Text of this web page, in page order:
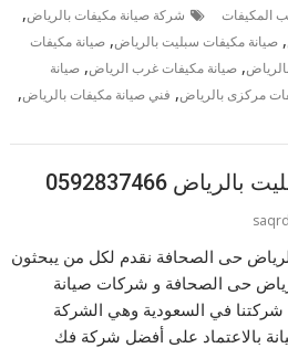
المكيفات شركة صيانة مكيفات بالرياض,
,صيانة مكيفات سبليت بالرياض,صيانة مكيفات
,صيانة مكيفات غرب الرياض,صيانة
مركزى بالرياض, فني صيانة مكيفات بالرياض,
0592837466
حى الصحافة نقدم لكل من يبحثون
حى الصحافة و شركات صيانة
في السعودية وهي الشركة
بالاعتماد على أفضل شركة فك